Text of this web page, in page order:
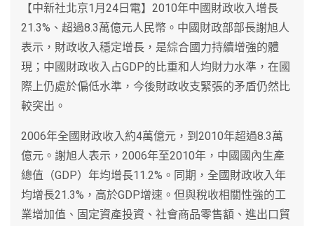
【中新社北京1月24日電】2010年中國財政收入增長
21.3%、超過8.3萬億元人民幣。中國財政部部長謝旭人
表示，財政收入穩定增長，是綜合國力持續增強的體
現；中國財政收入占GDP的比重和人均財力水準，在國
際上仍處於偏低水準，今後財政收支緊張的矛盾仍然比
較突出。
2006年全國財政收入約4萬億元，到2010年超過8.3萬
億元。謝旭人表示，2006年至2010年，中國國內生產
總值（GDP）年均增長11.2%。同期，全國財政收入年
均增長21.3%，高於GDP增速。但與稅收相關性強的工
業增加值、固定資產投資、社會商品零售額、進出口貿